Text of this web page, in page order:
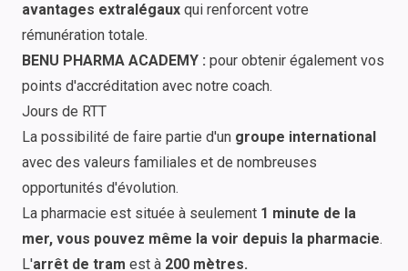
avantages extralégaux qui renforcent votre
rémunération totale.
BENU PHARMA ACADEMY : pour obtenir également vos
points d'accréditation avec notre coach.
Jours de RTT
La possibilité de faire partie d'un groupe international
avec des valeurs familiales et de nombreuses
opportunités d'évolution.
La pharmacie est située à seulement 1 minute de la
mer, vous pouvez même la voir depuis la pharmacie.
L'arrêt de tram est à 200 mètres.